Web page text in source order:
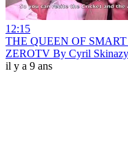
12:15
THE QUEEN OF SMART
ZEROTV By Cyril Skinazy
il y a 9 ans